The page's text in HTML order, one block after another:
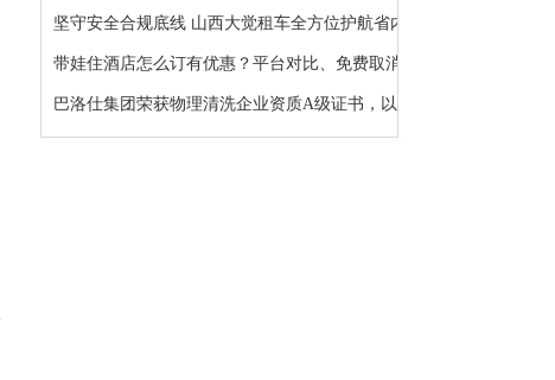
坚守安全合规底线 山西大觉租车全方位护航省内各类...
带娃住酒店怎么订有优惠？平台对比、免费取消、避...
巴洛仕集团荣获物理清洗企业资质A级证书，以顶级资...